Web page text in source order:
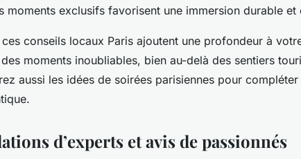
moments exclusifs favorisent une immersion durable et
ces conseils locaux Paris ajoutent une profondeur à
moments inoubliables, bien au-delà des sentiers
aussi les idées de soirées parisiennes pour
d’experts et avis de passionnés